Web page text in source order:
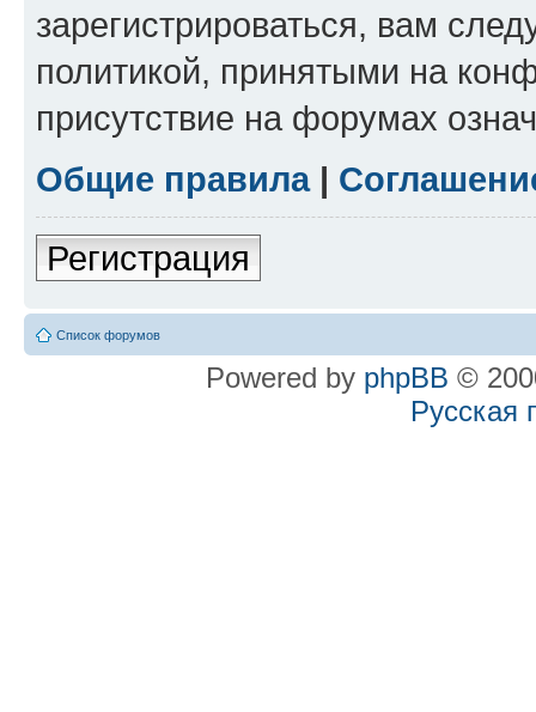
зарегистрироваться, вам
политикой, принятыми на
присутствие на форумах
Общие правила|
Регистрация
Список форумов
Powered by phpBB ©
Русская